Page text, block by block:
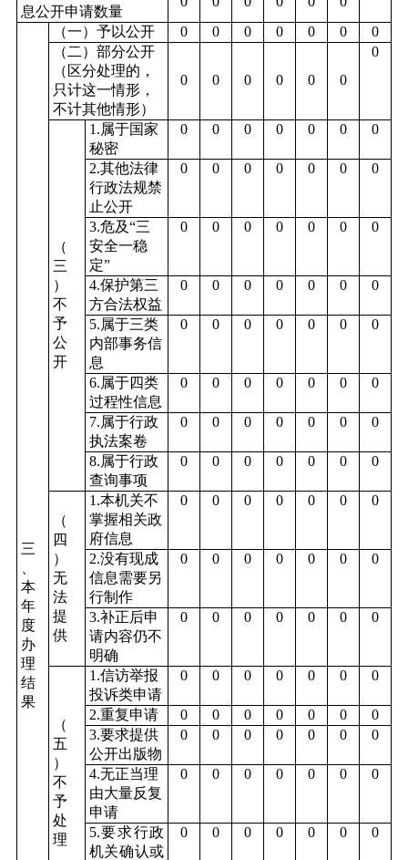
息公开申请数量
三
本
年
度
办
理
结
果
（一）予以公开 0 0 0 0 0 0
0
（二）部分公开
（区分处理的，
只计这一情形，
不计其他情形）
0 0 0 0 0 0
0
（
三
）
不
予
公
开
1.属于国家
秘密
0 0 0 0 0 0 0
2.其他法律
行政法规禁
止公开
0 0 0 0 0 0 0
3.危及“三
安全一稳
定”
0 0 0 0 0 0 0
4.保护第三
方合法权益
0 0 0 0 0 0 0
5.属于三类
内部事务信
息
0 0 0 0 0 0 0
6.属于四类
过程性信息
0 0 0 0 0 0 0
7.属于行政
执法案卷
0 0 0 0 0 0 0
8.属于行政
查询事项
0 0 0 0 0 0 0
（
四
）
无
法
提
供
1.本机关不
掌握相关政
府信息
0 0 0 0 0 0 0
2.没有现成
信息需要另
行制作
0 0 0 0 0 0 0
3.补正后申
请内容仍不
明确
0 0 0 0 0 0 0
（
五
）
不
予
处
理
1.信访举报
投诉类申请
0 0 0 0 0 0 0
2.重复申请 0 0 0 0 0 0
0
3.要求提供
公开出版物
0 0 0 0 0 0 0
4.无正当理
由大量反复
申请
0 0 0 0 0 0 0
5.要求行政
机关确认或
0 0 0 0 0 0 0